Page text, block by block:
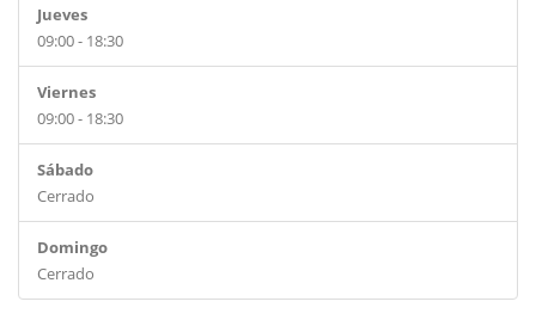
Jueves
09:00 - 18:30
Viernes
09:00 - 18:30
Sábado
Cerrado
Domingo
Cerrado